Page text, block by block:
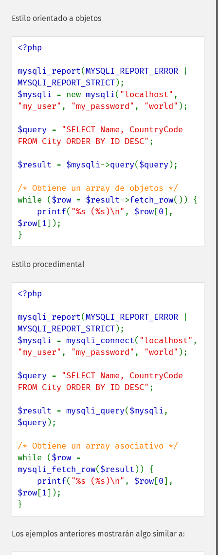
Estilo orientado a objetos
<?php
mysqli_report(MYSQLI_REPORT_ERROR
MYSQLI_REPORT_STRICT
$mysqli = new mysqli( "localhost"
"my_user" , "my_password" , "world" );
$query = "SELECT Name, CountryCode
FROM City ORDER BY ID DESC" ;
$result = $mysqli->query($query);
while ($row = $result->fetch_row()) {
printf( "%s (%s)\n" , $row[0
$row[1]);
}
Estilo procedimental
<?php
mysqli_report(MYSQLI_REPORT_ERROR
MYSQLI_REPORT_STRICT
$mysqli = mysqli_connect( "localhost"
"my_user" , "my_password" , "world" );
$query = "SELECT Name, CountryCode
FROM City ORDER BY ID DESC" ;
$result = mysqli_query($mysqli
$query);
while ($row
mysqli_fetch_row($result )) {
printf( "%s (%s)\n" , $row[0
$row[1]);
}
Los ejemplos anteriores mostrarán algo similar a: